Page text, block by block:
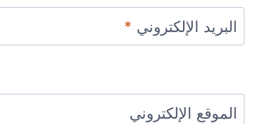
البريد الإلكتروني *
الموقع الإلكتروني